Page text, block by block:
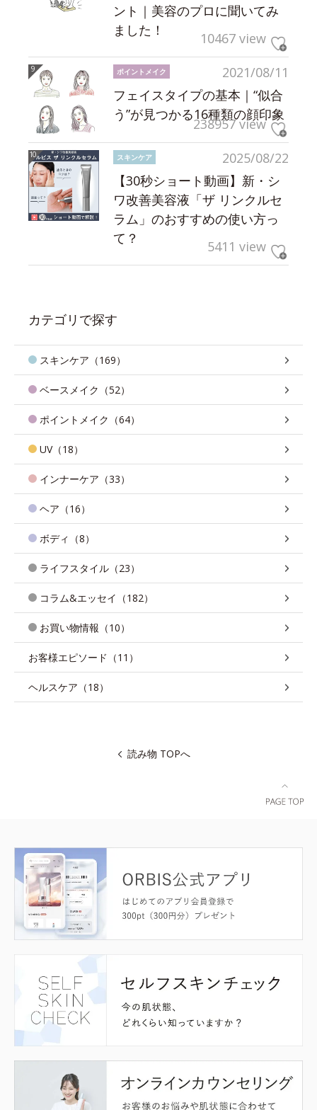
ント｜美容のプロに聞いてみ
ました！
10467 view
2021/08/11
ポイントメイク
フェイスタイプの基本｜“似合
う”が見つかる16種類の顔印象
238957 view
2025/08/22
スキンケア
【30秒ショート動画】新・シ
ワ改善美容液「ザ リンクルセ
ラム」のおすすめの使い方っ
て？
5411 view
カテゴリで探す
スキンケア（169）
ベースメイク（52）
ポイントメイク（64）
UV（18）
インナーケア（33）
ヘア（16）
ボディ（8）
ライフスタイル（23）
コラム&エッセイ（182）
お買い物情報（10）
お客様エピソード（11）
ヘルスケア（18）
読み物 TOPへ